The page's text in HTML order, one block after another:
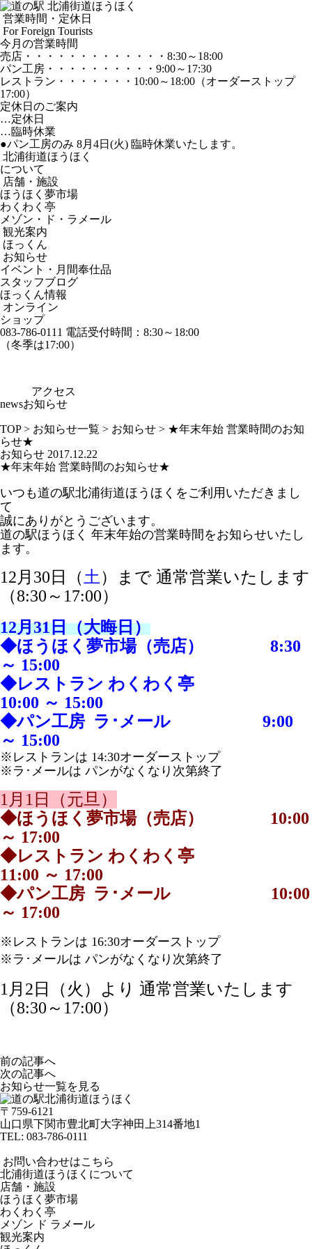
営業時間・定休日
For Foreign Tourists
今月の営業時間
売店 ・・・・・・・・・・・・・ 8:30～18:00
パン工房 ・・・・・・・・・・ 9:00～17:30
レストラン ・・・・・・・ 10:00～18:00 （オーダーストップ
17:00）
定休日のご案内
…定休日
…臨時休業
●パン工房のみ 8月4日(火) 臨時休業いたします。
北浦街道ほうほく
について
店舗・施設
ほうほく夢市場
わくわく亭
メゾン・ド・ラメール
観光案内
ほっくん
お知らせ
イベント・月間奉仕品
スタッフブログ
ほっくん情報
オンライン
ショップ
083-786-0111 電話受付時間：8:30～18:00
（冬季は17:00）
アクセス
newsお知らせ
TOP> お知らせ一覧 > お知らせ > ★年末年始 営業時間のお知
らせ★
お知らせ 2017.12.22
★年末年始 営業時間のお知らせ★
いつも道の駅北浦街道ほうほくをご利用いただきまし
て
誠にありがとうございます。
道の駅ほうほく 年末年始の営業時間をお知らせいたし
ます。
12月30日（土 ）まで 通常営業いたします
（8:30～17:00）
12月31日（大晦日）
◆ほうほく夢市場（売店） 8:30
～ 15:00
◆レストラン わくわく亭
10:00 ～ 15:00
◆パン工房 ラ･メール 9:00
～ 15:00
※レストランは 14:30オーダーストップ
※ラ･メールは パンがなくなり次第終了
1月1日（元旦）
◆ほうほく夢市場（売店） 10:00
～ 17:00
◆レストラン わくわく亭
11:00 ～ 17:00
◆パン工房 ラ･メール 10:00
～ 17:00
※レストランは 16:30オーダーストップ
※ラ･メールは パンがなくなり次第終了
1月2日（火）より 通常営業いたします
（8:30～17:00）
前の記事へ
次の記事へ
お知らせ一覧を見る
〒759-6121
山口県下関市豊北町大字神田上314番地1
TEL: 083-786-0111
お問い合わせはこちら
北浦街道ほうほくについて
店舗・施設
ほうほく夢市場
わくわく亭
メゾン ド ラメール
観光案内